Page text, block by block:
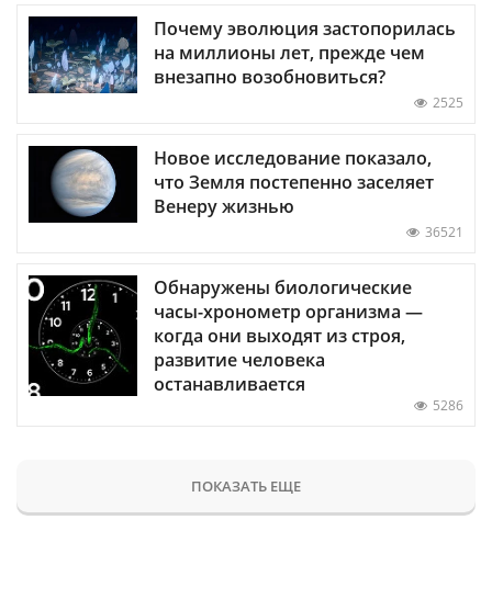
Почему эволюция застопорилась
на миллионы лет, прежде чем
внезапно возобновиться?
2525
Новое исследование показало,
что Земля постепенно заселяет
Венеру жизнью
36521
Обнаружены биологические
часы-хронометр организма —
когда они выходят из строя,
развитие человека
останавливается
5286
ПОКАЗАТЬ ЕЩЕ